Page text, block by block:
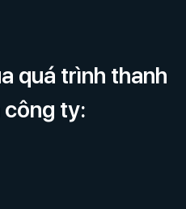
quá trình thanh
ty: